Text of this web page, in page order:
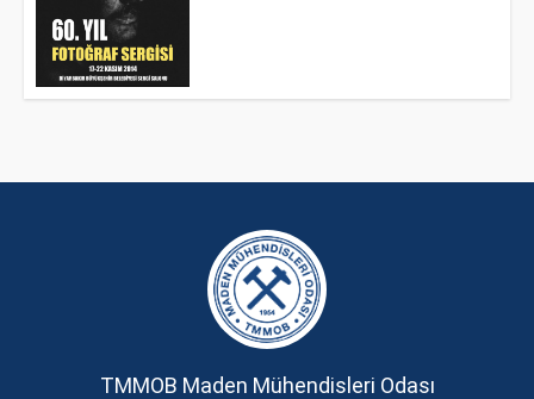
TMMOB Maden Mühendisleri Odası